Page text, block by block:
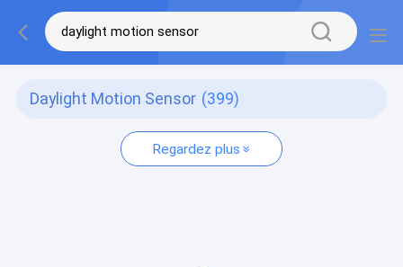
Daylight Motion Sensor (399)
Regardez plus